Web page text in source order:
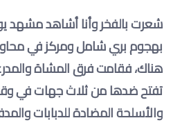
بهجوم بري شامل ومركز في محاولة
هناك، فقامت فرق المشاة
تفتح ضدها من ثلاث جهات في وقتٍ
والأسلحة المضادة للدبابات